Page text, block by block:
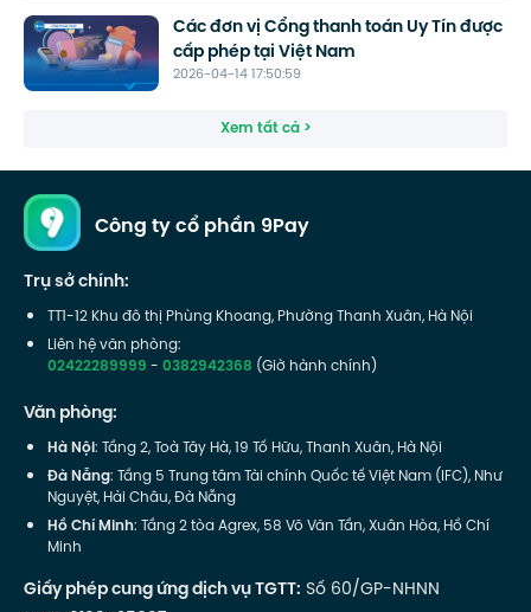
2026-04-14 17:50:59
Các đơn vị Cổng thanh toán Uy Tín được
cấp phép tại Việt Nam
Xem tất cả >
Công ty cổ phần 9Pay
Trụ sở chính:
TT1-12 Khu đô thị Phùng Khoang, Phường Thanh Xuân, Hà Nội
Liên hệ văn phòng:
02422289999-0382942368 (Giờ hành chính)
Văn phòng:
Hà Nội: Tầng 2, Toà Tây Hà, 19 Tố Hữu, Thanh Xuân, Hà Nội
Đà Nẵng: Tầng 5 Trung tâm Tài chính Quốc tế Việt Nam (IFC), Như
Nguyệt, Hải Châu, Đà Nẵng
Hồ Chí Minh: Tầng 2 tòa Agrex, 58 Võ Văn Tần, Xuân Hòa, Hồ Chí
Minh
Giấy phép cung ứng dịch vụ TGTT: Số 60/GP-NHNN